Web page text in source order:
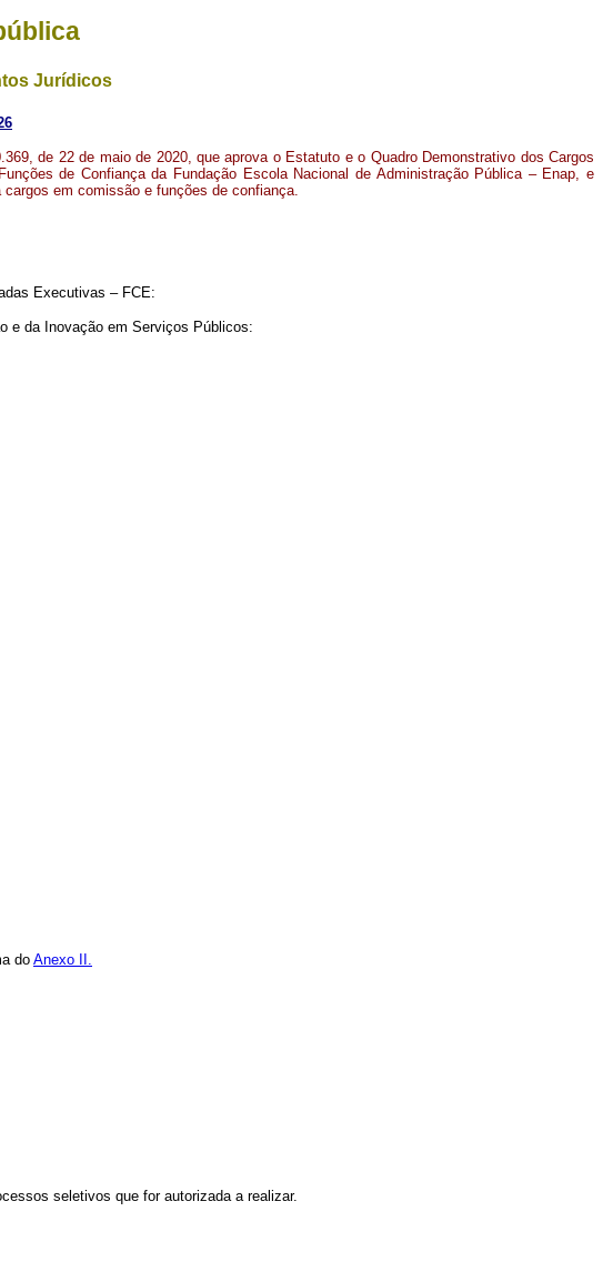
Jurídicos
de 22 de maio de 2020, que aprova o Estatuto e o Quadro Demonstrativo dos Cargos
de Confiança da Fundação Escola Nacional de Administração Pública – Enap, e
cargos em comissão e funções de confiança.
Executivas – FCE:
e da Inovação em Serviços Públicos:
doAnexo II.
seletivos que for autorizada a realizar.